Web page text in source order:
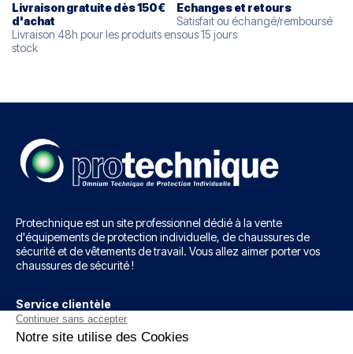
Livraison gratuite dès 150€
d'achat
Livraison 48h pour les produits en
stock
Echanges et retours
Satisfait ou échangé/remboursé
sous 15 jours
Protechnique est un site professionnel dédié à la vente
d'équipements de protection individuelle, de chaussures de
sécurité et de vêtements de travail. Vous allez aimer porter vos
chaussures de sécurité !
Service clientèle
12 rue J.B Néron, Z.I d'Outreville
60540 BORNEL